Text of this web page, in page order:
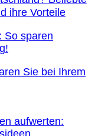
ihre Vorteile
Sie bei Ihrem